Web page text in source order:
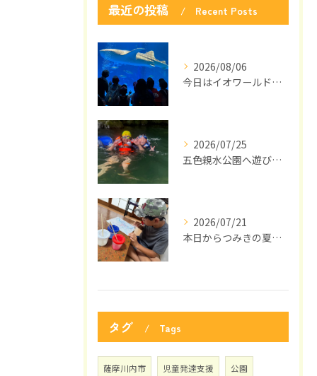
最近の投稿 Recent Posts
2026/08/06
今日はイオワールドかごしま水族館に行ってきました🐬🎉
2026/07/25
五色親水公園へ遊びに来ました🌻🌞
2026/07/21
本日からつみきの夏休みがスタートしました🌞
タグ Tags
薩摩川内市 児童発達支援 公園